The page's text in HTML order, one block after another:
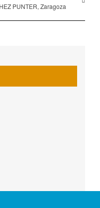
PUNTER, Zaragoza